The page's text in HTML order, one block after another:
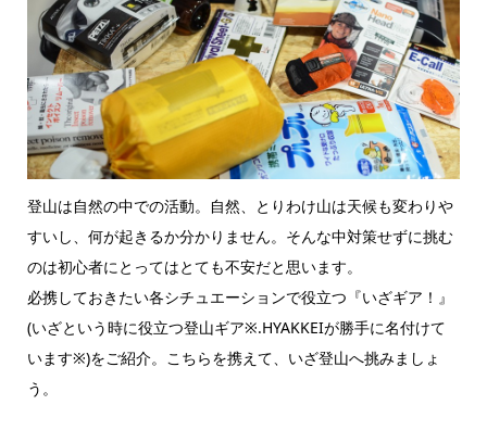
登山は自然の中での活動。自然、とりわけ山は天候も変わりや
すいし、何が起きるか分かりません。そんな中対策せずに挑む
のは初心者にとってはとても不安だと思います。
必携しておきたい各シチュエーションで役立つ『いざギア！』
(いざという時に役立つ登山ギア※.HYAKKEIが勝手に名付けて
います※)をご紹介。こちらを携えて、いざ登山へ挑みましょ
う。